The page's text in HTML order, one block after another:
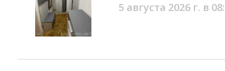
5 августа 2026 г. в